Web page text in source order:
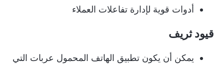
أدوات قوية لإدارة تفاعلات العملاء
قيود ثريف
يمكن أن يكون تطبيق الهاتف المحمول عربات التي